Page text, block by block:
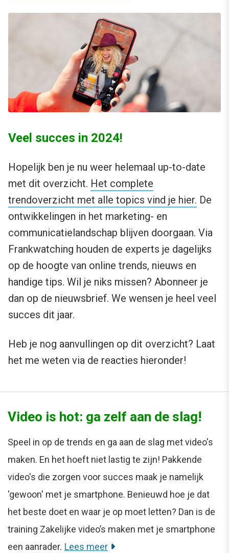
Veel succes in 2024!
Hopelijk ben je nu weer helemaal up-to-date
met dit overzicht. Het complete
trendoverzicht met alle topics vind je hier. De
ontwikkelingen in het marketing- en
communicatielandschap blijven doorgaan. Via
Frankwatching houden de experts je dagelijks
op de hoogte van online trends, nieuws en
handige tips. Wil je niks missen? Abonneer je
dan op de nieuwsbrief. We wensen je heel veel
succes dit jaar.
Heb je nog aanvullingen op dit overzicht? Laat
het me weten via de reacties hieronder!
Video is hot: ga zelf aan de slag!
Speel in op de trends en ga aan de slag met video's
maken. En het hoeft niet lastig te zijn! Pakkende
video's die zorgen voor succes maak je namelijk
'gewoon' met je smartphone. Benieuwd hoe je dat
het beste doet en waar je op moet letten? Dan is de
training Zakelijke video’s maken met je smartphone
een aanrader. Lees meer